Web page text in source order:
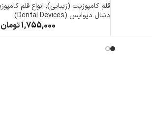
قلم کامپوزیت (زیبایی), انواع قلم
دنتال دیوایس (Dental Devices)
1,755,000تومان